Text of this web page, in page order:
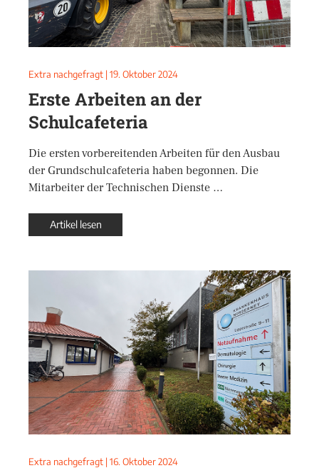
Extra nachgefragt | 19. Oktober 2024
Erste Arbeiten an der
Schulcafeteria
Die ersten vorbereitenden Arbeiten für den Ausbau
der Grundschulcafeteria haben begonnen. Die
Mitarbeiter der Technischen Dienste …
Artikel lesen
Extra nachgefragt | 16. Oktober 2024